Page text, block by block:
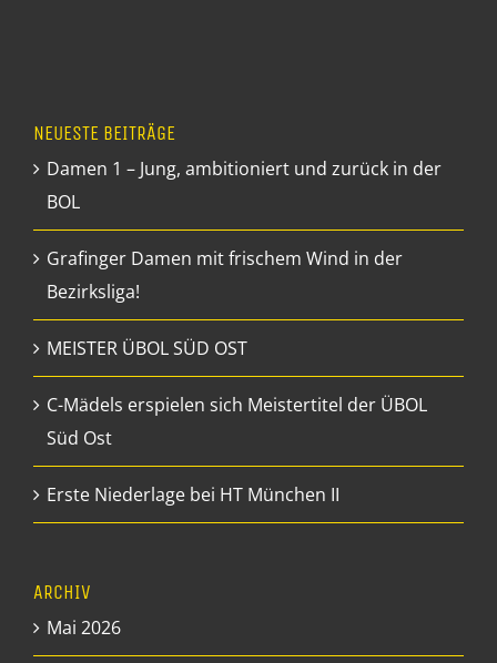
NEUESTE BEITRÄGE
Damen 1 – Jung, ambitioniert und zurück in der
BOL
Grafinger Damen mit frischem Wind in der
Bezirksliga!
MEISTER ÜBOL SÜD OST
C-Mädels erspielen sich Meistertitel der ÜBOL
Süd Ost
Erste Niederlage bei HT München II
ARCHIV
Mai 2026